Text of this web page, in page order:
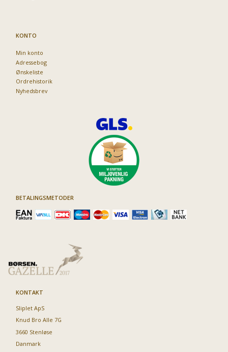
KONTO
Min konto
Adressebog
Ønskeliste
Ordrehistorik
Nyhedsbrev
BETALINGSMETODER
KONTAKT
Sliplet ApS
Knud Bro Alle 7G
3660 Stenløse
Danmark